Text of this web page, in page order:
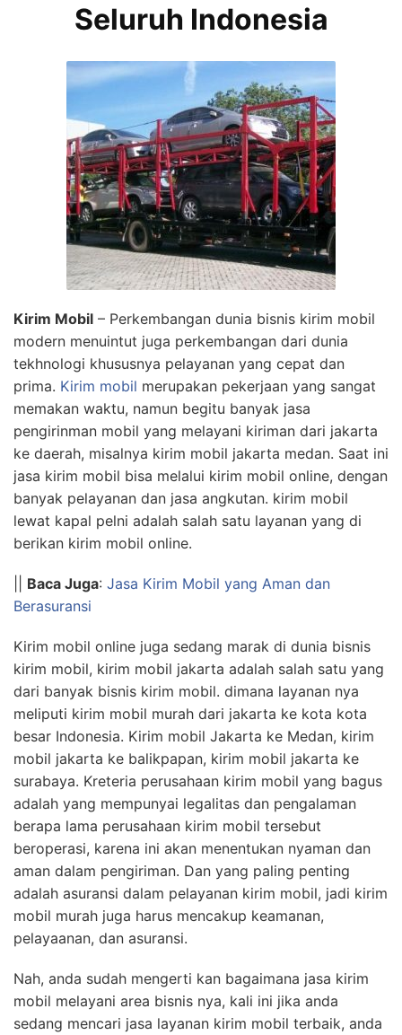
Seluruh Indonesia
Kirim Mobil – Perkembangan dunia bisnis kirim mobil
modern menuintut juga perkembangan dari dunia
tekhnologi khususnya pelayanan yang cepat dan
prima. Kirim mobil merupakan pekerjaan yang sangat
memakan waktu, namun begitu banyak jasa
pengirinman mobil yang melayani kiriman dari jakarta
ke daerah, misalnya kirim mobil jakarta medan. Saat ini
jasa kirim mobil bisa melalui kirim mobil online, dengan
banyak pelayanan dan jasa angkutan. kirim mobil
lewat kapal pelni adalah salah satu layanan yang di
berikan kirim mobil online.
Baca Juga: Jasa Kirim Mobil yang Aman dan
Berasuransi
Kirim mobil online juga sedang marak di dunia bisnis
kirim mobil, kirim mobil jakarta adalah salah satu yang
dari banyak bisnis kirim mobil. dimana layanan nya
meliputi kirim mobil murah dari jakarta ke kota kota
besar Indonesia. Kirim mobil Jakarta ke Medan, kirim
mobil jakarta ke balikpapan, kirim mobil jakarta ke
surabaya. Kreteria perusahaan kirim mobil yang bagus
adalah yang mempunyai legalitas dan pengalaman
berapa lama perusahaan kirim mobil tersebut
beroperasi, karena ini akan menentukan nyaman dan
aman dalam pengiriman. Dan yang paling penting
adalah asuransi dalam pelayanan kirim mobil, jadi kirim
mobil murah juga harus mencakup keamanan,
pelayaanan, dan asuransi.
Nah, anda sudah mengerti kan bagaimana jasa kirim
mobil melayani area bisnis nya, kali ini jika anda
sedang mencari jasa layanan kirim mobil terbaik, anda